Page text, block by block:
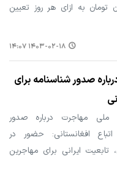
میلیون تومان به ازای هر روز تعیین
۱۴۰۳-۰۲-۱۸ ۱۴:۰۷
صدور شناسنامه برای
ملی مهاجرت درباره صدور
افغانستانی: حضور در
تابعیت ایرانی برای مهاجرین